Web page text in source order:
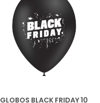
GLOBOS BLACK FRIDAY 10